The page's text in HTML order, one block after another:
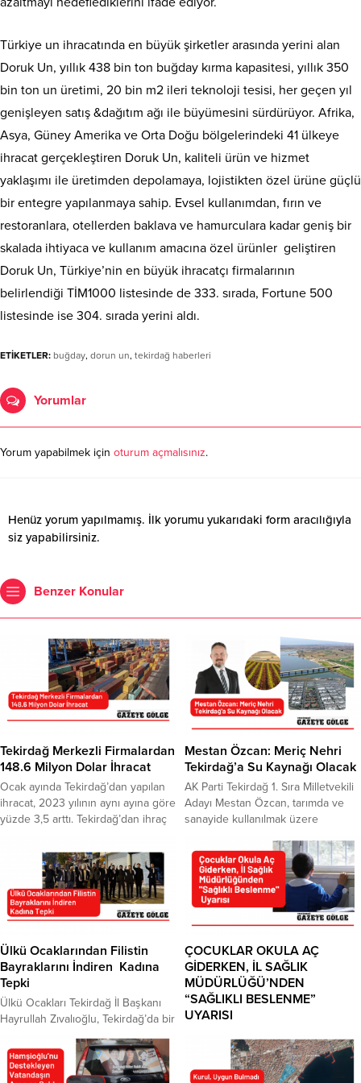
Türkiye un ihracatında en büyük şirketler arasında yerini alan
Doruk Un, yıllık 438 bin ton buğday kırma kapasitesi, yıllık 350
bin ton un üretimi, 20 bin m2 ileri teknoloji tesisi, her geçen yıl
genişleyen satış &dağıtım ağı ile büyümesini sürdürüyor. Afrika,
Asya, Güney Amerika ve Orta Doğu bölgelerindeki 41 ülkeye
ihracat gerçekleştiren Doruk Un, kaliteli ürün ve hizmet
yaklaşımı ile üretimden depolamaya, lojistikten özel ürüne güçlü
bir entegre yapılanmaya sahip. Evsel kullanımdan, fırın ve
restoranlara, otellerden baklava ve hamurculara kadar geniş bir
skalada ihtiyaca ve kullanım amacına özel ürünler geliştiren
Doruk Un, Türkiye’nin en büyük ihracatçı firmalarının
belirlendiği TİM1000 listesinde de 333. sırada, Fortune 500
listesinde ise 304. sırada yerini aldı.
ETİKETLER: buğday, dorun un, tekirdağ haberleri
Yorumlar
Yorum yapabilmek için oturum açmalısınız.
Henüz yorum yapılmamış. İlk yorumu yukarıdaki form aracılığıyla
siz yapabilirsiniz.
Benzer Konular
Tekirdağ Merkezli Firmalardan
148.6 Milyon Dolar İhracat
Ocak ayında Tekirdağ’dan yapılan
ihracat, 2023 yılının aynı ayına göre
yüzde 3,5 arttı. Tekirdağ’dan ihraç
sırada Almanya, ABD, Rusya
Federasyonu, Bulgaristan, Fransa
ve İspanya yer alıyor. Konuya ilişkin
değerlendirmede bulunan Tekirdağ
Ticaret ve Sanayi Odası (TSO)
Yönetim Kurulu Üyesi Cengiz...
Mestan Özcan: Meriç Nehri
Tekirdağ’a Su Kaynağı Olacak
AK Parti Tekirdağ 1. Sıra Milletvekili
Adayı Mestan Özcan, tarımda ve
sanayide kullanılmak üzere
getirilmesine yönelik çalışmalar
olduğunu kaydetti. Tekirdağ’da
yapılması gereken en önemli
çalışmalardan bir tanesinin tarım
olduğunu söyleyen Özcan, hem
kullanabilecek temiz su kaynağı
getirmeyi planladıklarını belirtti.
Söz konusu projeyi...
Ülkü Ocaklarından Filistin
Bayraklarını İndiren Kadına
Tepki
Ülkü Ocakları Tekirdağ İl Başkanı
Hayrullah Zıvalıoğlu, Tekirdağ’da bir
kadının sosyal medya hesabı
üzerinden Filistin Bayrağı’nı
asanlara tepki göstererek, “Filistin
ÇOCUKLAR OKULA AÇ
GİDERKEN, İL SAĞLIK
MÜDÜRLÜĞÜ’NDEN
“SAĞLIKLI BESLENME”
UYARISI
beslenme çantalarını boşaltırken,
Tekirdağ İl Sağlık Müdürlüğü okula